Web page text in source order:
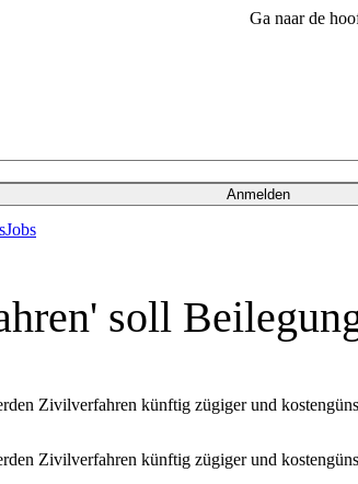
Ga naar de
Anmelden
Jobs
soll
Zivilverfahren künftig zügiger und
Zivilverfahren künftig zügiger und